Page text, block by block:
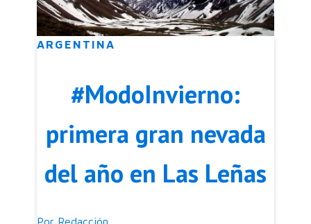
ARGENTINA
#ModoInvierno:
primera gran nevada
del año en Las Leñas